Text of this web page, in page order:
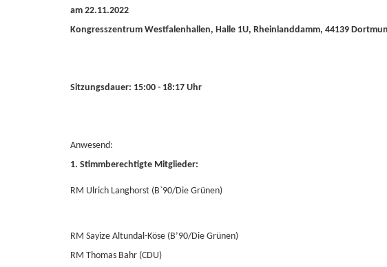
am 22.11.2022
Kongresszentrum Westfalenhallen, Halle 1U, Rheinlanddamm, 44139
Sitzungsdauer: 15:00 - 18:17 Uhr
Anwesend:
1. Stimmberechtigte Mitglieder:
RM Ulrich Langhorst (B`90/Die Grünen)
RM Sayize Altundal-Köse (B’90/Die Grünen)
RM Thomas Bahr (CDU)